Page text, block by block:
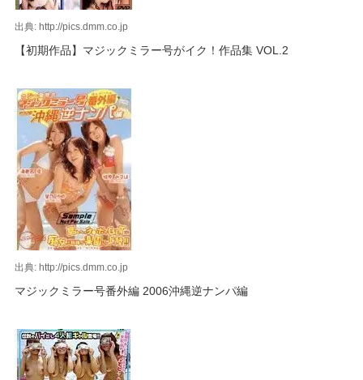
出典: http://pics.dmm.co.jp
【初期作品】マジックミラー号がイク！作品集 VOL.2
出典: http://pics.dmm.co.jp
マジックミラー号番外編 2006沖縄逆ナンパ編